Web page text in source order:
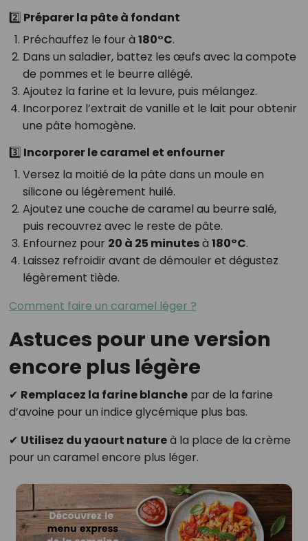
2️⃣ Préparer la pâte à fondant
Préchauffez le four à 180°C.
Dans un saladier, battez les œufs avec la compote
de pommes et le beurre allégé.
Ajoutez la farine et la levure, puis mélangez.
Incorporez l’extrait de vanille et le lait pour obtenir
une pâte homogène.
3️⃣ Incorporer le caramel et enfourner
Versez la moitié de la pâte dans un moule en
silicone ou légèrement huilé.
Ajoutez une couche de caramel au beurre salé,
puis recouvrez avec le reste de pâte.
Enfournez pour 20 à 25 minutesà 180°C.
Laissez refroidir avant de démouler et dégustez
légèrement tiède.
Comment faire un caramel léger ?
Astuces pour une version
encore plus légère
✔ Remplacez la farine blanchepar de la farine
d’avoine pour un indice glycémique plus bas.
✔ Utilisez du yaourt natureà la place de la crème
pour un caramel encore plus léger.